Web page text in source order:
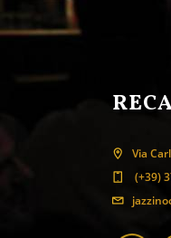
Via
(+39)